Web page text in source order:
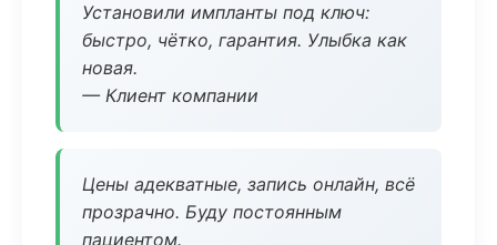
Установили импланты под ключ:
быстро, чётко, гарантия. Улыбка как
новая.
— Клиент компании
Цены адекватные, запись онлайн, всё
прозрачно. Буду постоянным
пациентом.